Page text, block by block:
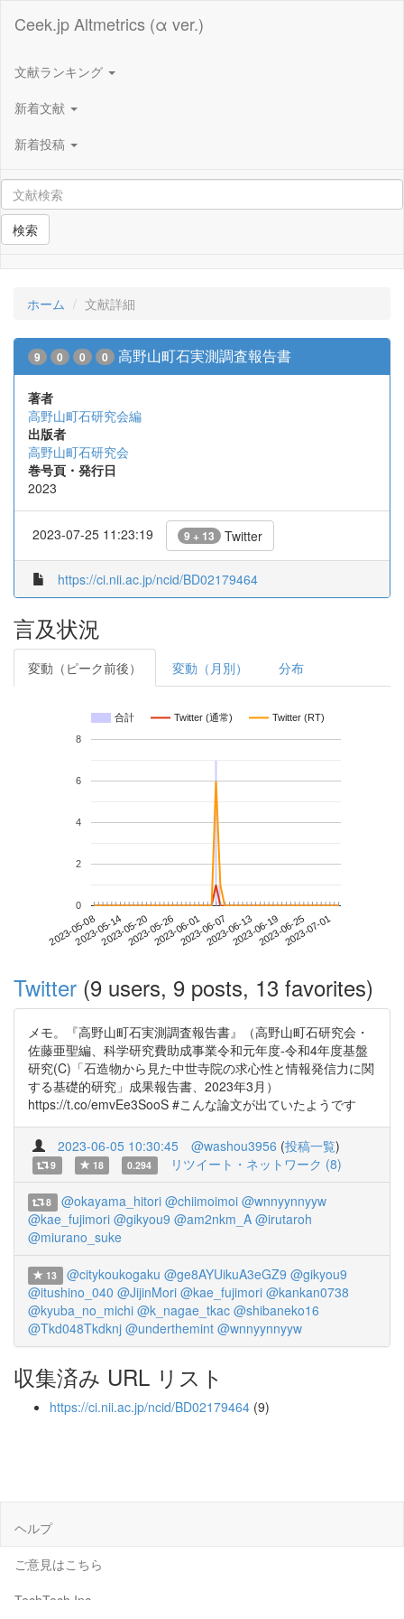
Ceek.jp Altmetrics (α ver.)
文献ランキング
新着文献
新着投稿
検索
ホーム 文献詳細
9 0 0 0 高野山町石実測調査報告書
著者
高野山町石研究会編
出版者
高野山町石研究会
巻号頁・発行日
2023
2023-07-25 11:23:19 9 + 13 Twitter
https://ci.nii.ac.jp/ncid/BD02179464
言及状況
変動（ピーク前後） 変動（月別） 分布
合計 Twitter (通常) Twitter (RT)
2023-05-082023-05-142023-05-202023-05-262023-06-012023-06-072023-06-132023-06-192023-06-252023-07-01
0
2
4
6
8
Twitter (9 users, 9 posts, 13 favorites)
メモ。『高野山町石実測調査報告書』（高野山町石研究会・
佐藤亜聖編、科学研究費助成事業令和元年度-令和4年度基盤
研究(C)「石造物から見た中世寺院の求心性と情報発信力に関
する基礎的研究」成果報告書、2023年3月）
https://t.co/emvEe3SooS #こんな論文が出ていたようです
2023-06-05 10:30:45 @washou3956 (投稿一覧)
9 18 0.294 リツイート・ネットワーク (8)
8 @okayama_hitori @chiimoimoi @wnnyynnyyw
@kae_fujimori @gikyou9 @am2nkm_A @irutaroh
@miurano_suke
13 @citykoukogaku @ge8AYUikuA3eGZ9 @gikyou9
@itushino_040 @JijinMori @kae_fujimori @kankan0738
@kyuba_no_michi @k_nagae_tkac @shibaneko16
@Tkd048Tkdknj @underthemint @wnnyynnyyw
収集済み URL リスト
https://ci.nii.ac.jp/ncid/BD02179464 (9)
ヘルプ
ご意見はこちら
TechTech Inc.